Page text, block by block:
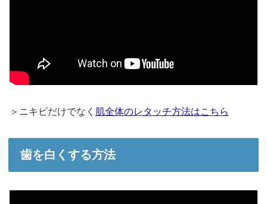
＞ニキビだけでなく 肌全体のレタッチ方法はこちら
歯を白くする方法